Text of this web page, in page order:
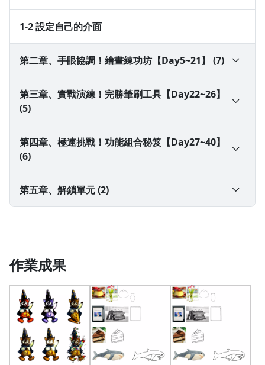
1-2 設定自己的介面
第二章、手眼協調！繪畫練功坊【Day5~21】 (7)
2-1 基礎形狀觀察與草稿線稿繪畫方式
2-3 色彩概念、色彩選擇、筆刷上色技巧
2-4 圖層概念
2-6 構圖與透視
2-7 氛圍感光影
第三章、實戰演練！完勝筆刷工具【Day22~26】
(5)
3-1 筆刷庫介紹
3-3 自製筆刷＋實作繪畫技巧—水彩
3-5 自製筆刷＋實作繪畫技巧—雲彩
第四章、極速挑戰！功能組合秘笈【Day27~40】
(6)
4-1 快速繪畫功能 15 個
4-3 功能組合應用-超快速畫出容器：酒瓶、盤子
4-4 功能組合應用-超快速畫出寶石
4-5 功能組合應用-快速製作質感/2種方式畫出金屬質
感
第五章、解鎖單元 (2)
5-2 節日插畫｜萬聖節黑貓、聖誕老公公（350人解
鎖）
作業成果